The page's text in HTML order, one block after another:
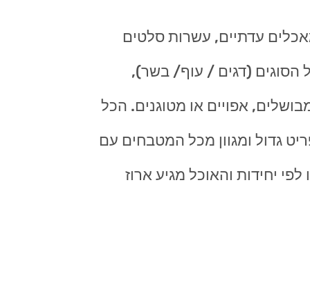
עדתיים, עשרות סלטים
הסוגים (דגים / עוף/ בשר),
אפויים או מטוגנים. הכל
גדול ומגוון מכל המטבחים עם
יחידות והאוכל מגיע ארוז